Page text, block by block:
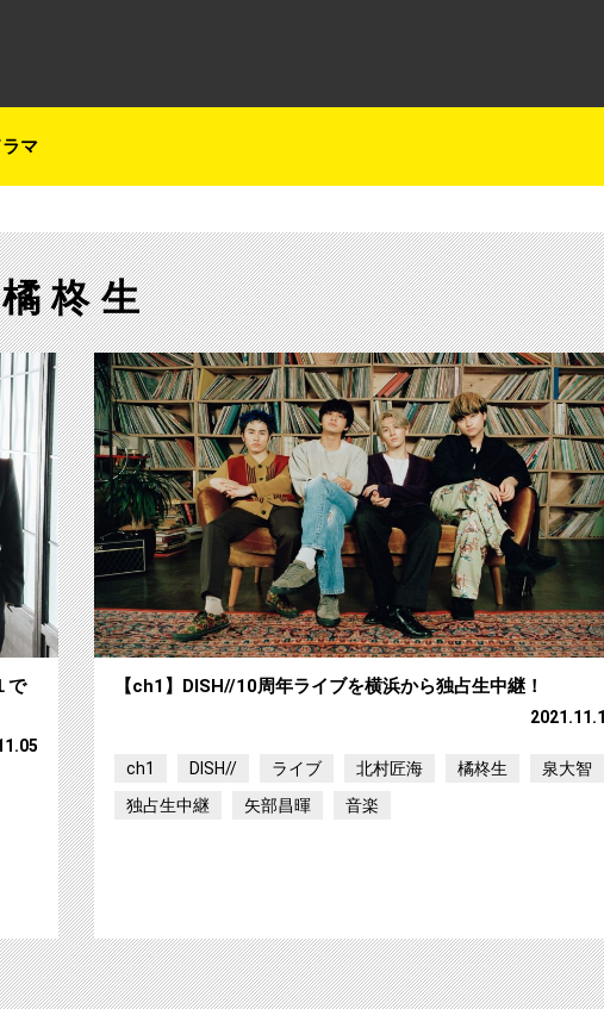
ラマ
橘柊生
【ch1】DISH//のアリーナツアーを CSテレ朝チャンネル１
で
【ch1】DISH//10周年ライブを横浜から独占生中継！
ch1 DISH// ライブ 北村匠海 橘柊生
泉大智
独占生中継
矢部昌暉 音楽